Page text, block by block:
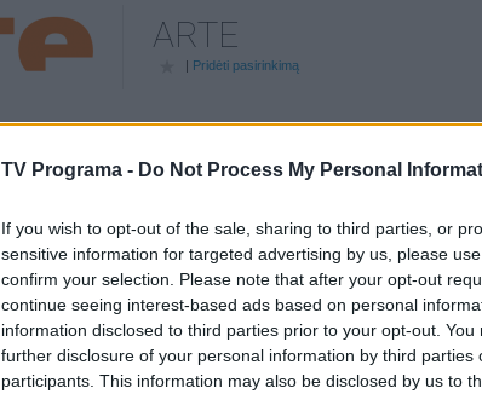
TV Programa - Do Not Process My Personal
If you wish to opt-out of the sale, sharing to third parties, or
sensitive information for targeted advertising by us, please
confirm your selection. Please note that after your opt-out
continue seeing interest-based ads based on personal
information disclosed to third parties prior to your opt-out.
further disclosure of your personal information by third parties
participants. This information may also be disclosed by us to
ARTE
| Pridėti pasirinkimą